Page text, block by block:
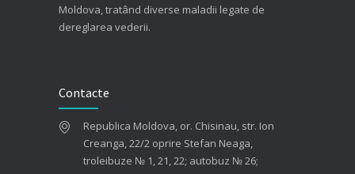
Moldova, tratând diverse maladii legate de
dereglarea vederii.
Contacte
Republica Moldova, or. Chisinau, str. Ion
Creanga, 22/2 oprire Stefan Neaga,
troleibuze № 1, 21, 22; autobuz № 26;